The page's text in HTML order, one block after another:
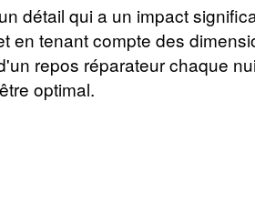
détail qui a un impact
tenant compte des
repos réparateur chaque
optimal.